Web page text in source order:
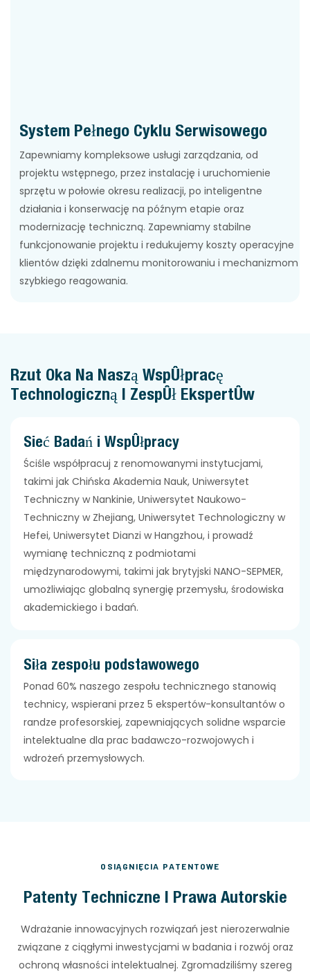
System Pełnego Cyklu Serwisowego
Zapewniamy kompleksowe usługi zarządzania, od
projektu wstępnego, przez instalację i uruchomienie
sprzętu w połowie okresu realizacji, po inteligentne
działania i konserwację na późnym etapie oraz
modernizację techniczną. Zapewniamy stabilne
funkcjonowanie projektu i redukujemy koszty operacyjne
klientów dzięki zdalnemu monitorowaniu i mechanizmom
szybkiego reagowania.
Rzut Oka Na Naszą Współpracę
Technologiczną I Zespół Ekspertów
Sieć Badań i Współpracy
Ściśle współpracuj z renomowanymi instytucjami,
takimi jak Chińska Akademia Nauk, Uniwersytet
Techniczny w Nankinie, Uniwersytet Naukowo-
Techniczny w Zhejiang, Uniwersytet Technologiczny w
Hefei, Uniwersytet Dianzi w Hangzhou, i prowadź
wymianę techniczną z podmiotami
międzynarodowymi, takimi jak brytyjski NANO-SEPMER,
umożliwiając globalną synergię przemysłu, środowiska
akademickiego i badań.
Siła zespołu podstawowego
Ponad 60% naszego zespołu technicznego stanowią
technicy, wspierani przez 5 ekspertów-konsultantów o
randze profesorskiej, zapewniających solidne wsparcie
intelektualne dla prac badawczo-rozwojowych i
wdrożeń przemysłowych.
OSIĄGNIĘCIA PATENTOWE
Patenty Techniczne I Prawa Autorskie
Wdrażanie innowacyjnych rozwiązań jest nierozerwalnie
związane z ciągłymi inwestycjami w badania i rozwój oraz
ochroną własności intelektualnej. Zgromadziliśmy szereg